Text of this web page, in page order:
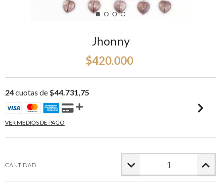
Jhonny
$420.000
24cuotas de $44.731,75
VER MEDIOS DE PAGO
CANTIDAD